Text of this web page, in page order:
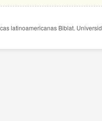
latinoamericanas Biblat.